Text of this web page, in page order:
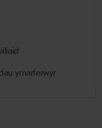
ymarferwyr